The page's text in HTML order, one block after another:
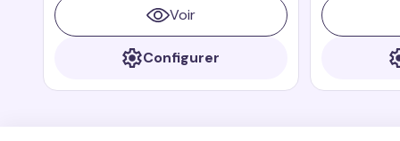
Paddington
Voir
Configurer
grâce à ses
films